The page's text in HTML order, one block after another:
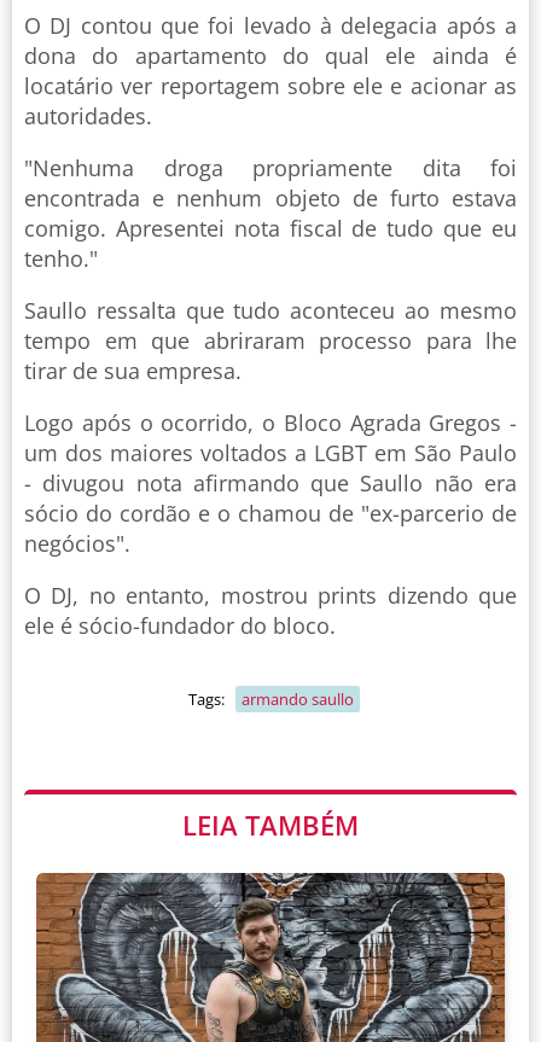
O DJ contou que foi levado à delegacia após a
dona do apartamento do qual ele ainda é
locatário ver reportagem sobre ele e acionar as
autoridades.
"Nenhuma droga propriamente dita foi
encontrada e nenhum objeto de furto estava
comigo. Apresentei nota fiscal de tudo que eu
tenho."
Saullo ressalta que tudo aconteceu ao mesmo
tempo em que abriraram processo para lhe
tirar de sua empresa.
Logo após o ocorrido, o Bloco Agrada Gregos -
um dos maiores voltados a LGBT em São Paulo
- divugou nota afirmando que Saullo não era
sócio do cordão e o chamou de "ex-parcerio de
negócios".
O DJ, no entanto, mostrou prints dizendo que
ele é sócio-fundador do bloco.
Tags: armando saullo
LEIA TAMBÉM